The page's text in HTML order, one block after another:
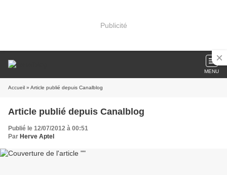
Publicité
MENU
Accueil » Article publié depuis Canalblog
Article publié depuis Canalblog
Publié le 12/07/2012 à 00:51
Par Herve Aptel